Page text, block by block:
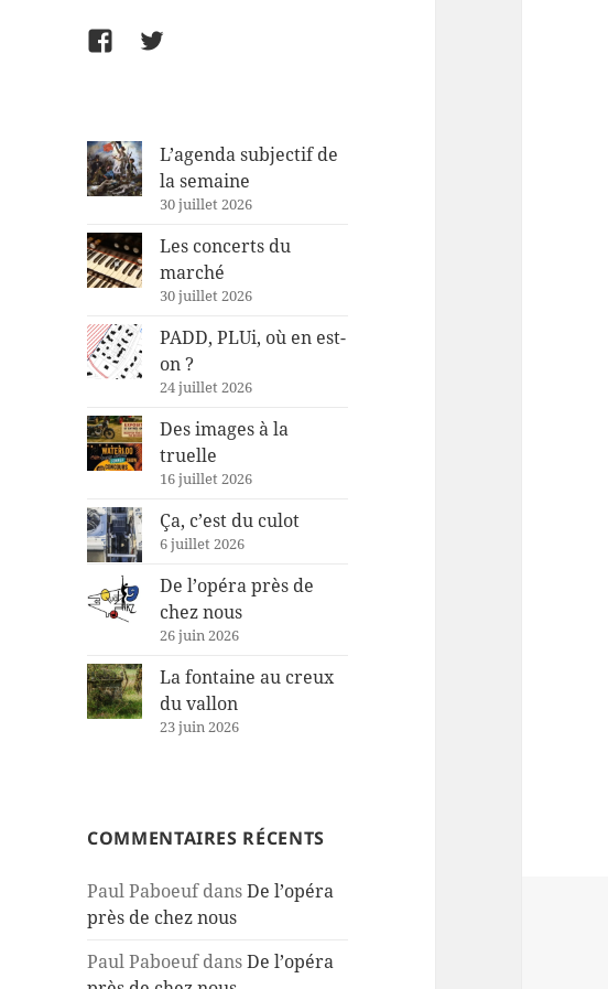
FacebookTwitter
L’agenda subjectif de
la semaine
30 juillet 2026
Les concerts du
marché
30 juillet 2026
PADD, PLUi, où en est-
on ?
24 juillet 2026
Des images à la
truelle
16 juillet 2026
Ça, c’est du culot
6 juillet 2026
De l’opéra près de
chez nous
26 juin 2026
La fontaine au creux
du vallon
23 juin 2026
COMMENTAIRES RÉCENTS
Paul PaboeufdansDe l’opéra
près de chez nous
Paul PaboeufdansDe l’opéra